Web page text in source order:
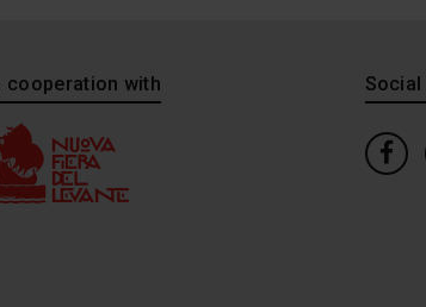
cooperation with